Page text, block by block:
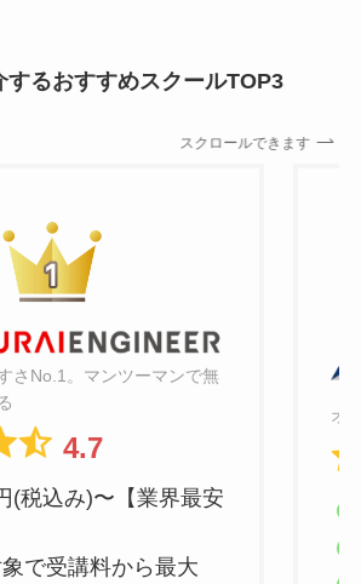
するおすすめスクールTOP3
スクロールできます
さNo.1。マンツーマンで無
4.7
(税込み)〜【業界最安
で受講料から最大
オ